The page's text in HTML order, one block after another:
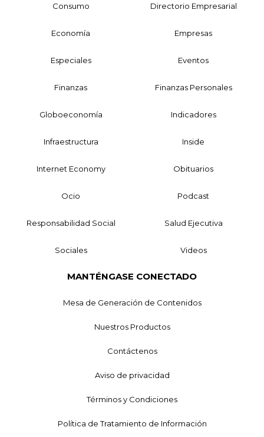
Consumo Directorio Empresarial
Economía Empresas
Especiales Eventos
Finanzas Finanzas Personales
Globoeconomía Indicadores
Infraestructura Inside
Internet Economy Obituarios
Ocio Podcast
Responsabilidad Social Salud Ejecutiva
Sociales Videos
MANTÉNGASE CONECTADO
Mesa de Generación de Contenidos
Nuestros Productos
Contáctenos
Aviso de privacidad
Términos y Condiciones
Política de Tratamiento de Información